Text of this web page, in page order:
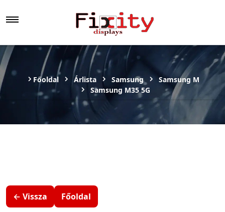
Főoldal Árlista Samsung
Samsung M
Samsung M35 5G
← Vissza Főoldal